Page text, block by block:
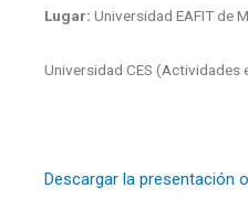
Lugar: Universidad EAFIT de
Universidad CES (Actividades
Descargar la presentación